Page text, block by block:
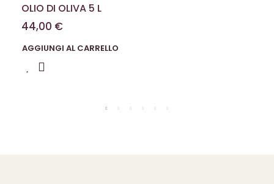
OLIO DI OLIVA 5 L
44,00 €
AGGIUNGI AL CARRELLO